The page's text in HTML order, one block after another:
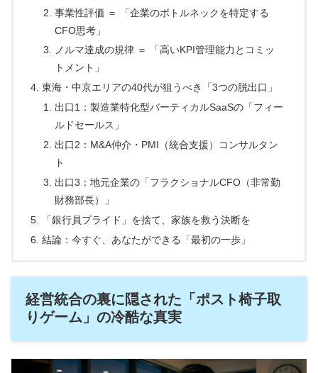
事業性評価 ＝ 「企業のボトルネックを特定する
CFO思考」
ノルマ達成の規律 ＝ 「高いKPI管理能力とコミッ
トメント」
東海・中京エリアの40代が狙うべき「3つの脱出口」
出口1：製造業特化型バーティカルSaaSの「フィー
ルドセールス」
出口2：M&A仲介・PMI（統合支援）コンサルタン
ト
出口3：地元企業の「フラクショナルCFO（非常勤
財務部長）」
「銀行員プライド」を捨て、家族を救う決断を
結論：今すぐ、あなたができる「最初の一歩」
経営統合の裏に隠された「ポスト椅子取
りゲーム」の冷酷な真実